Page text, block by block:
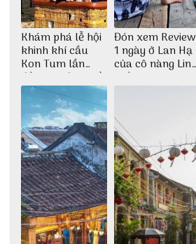
Khám phá lễ hội
khinh khí cầu
Kon Tum lần
đầu tiên được tổ
chức
Đón xem Review
1 ngày ở Lan Hạ
của cô nàng Linh
Trần